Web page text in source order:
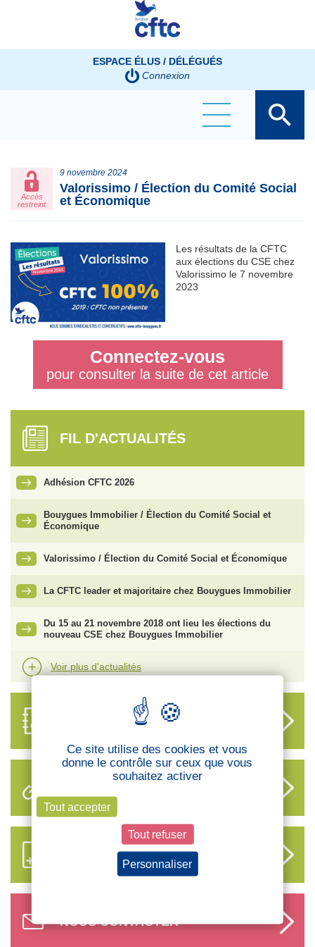
ESPACE ÉLUS / DÉLÉGUÉS
Connexion
Accès
restreint
9 novembre 2024
Valorissimo / Élection du Comité Social
et Économique
Les résultats de la CFTC
aux élections du CSE chez
Valorissimo le 7 novembre
2023
Connectez-vous
pour consulter la suite de cet article
FIL D'ACTUALITÉS
Adhésion CFTC 2026
Bouygues Immobilier / Élection du Comité Social et
Économique
Valorissimo / Élection du Comité Social et Économique
La CFTC leader et majoritaire chez Bouygues Immobilier
Du 15 au 21 novembre 2018 ont lieu les élections du
nouveau CSE chez Bouygues Immobilier
Voir plus d'actualités
DES DÉLÉGUÉS
S’ABONNER AUX NOUVEAUX
CONTENUS CFTC
NOUS CONTACTER
Panneau de gestion des cookies
Ce site utilise des cookies et vous
donne le contrôle sur ceux que vous
souhaitez activer
Tout accepter
Tout refuser
Personnaliser